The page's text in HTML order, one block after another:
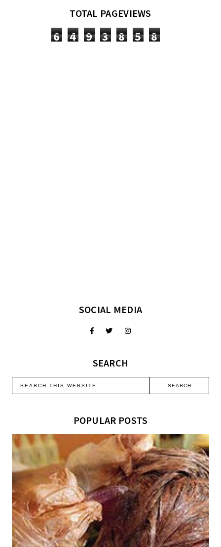
TOTAL PAGEVIEWS
6 4 9 3 8 5 8
SOCIAL MEDIA
SEARCH
POPULAR POSTS